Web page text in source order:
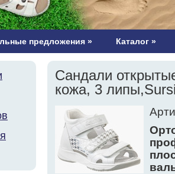
предложения » Каталог »
Сандали
кожа, 3